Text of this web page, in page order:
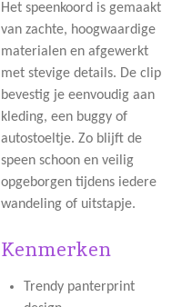
Het speenkoord is gemaakt
van zachte, hoogwaardige
materialen en afgewerkt
met stevige details. De clip
bevestig je eenvoudig aan
kleding, een buggy of
autostoeltje. Zo blijft de
speen schoon en veilig
opgeborgen tijdens iedere
wandeling of uitstapje.
Kenmerken
Trendy panterprint